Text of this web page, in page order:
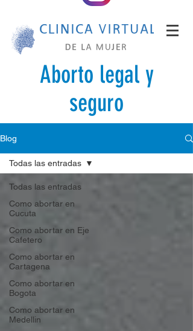
Aborto legal y
seguro
Blog
Todas las entradas
Como abortar en
Cucuta
Como abortar en Eje
Cafetero
Como abortar en
Cartagena
Como abortar en
Bogota
Como abortar en
Medellin
Todas las entradas